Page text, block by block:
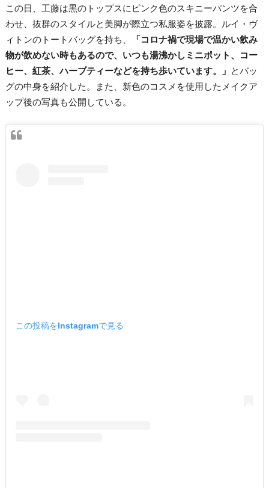
この日、工藤は黒のトップスにピンク色のスキニーパンツを合
わせ、抜群のスタイルと美脚が際立つ私服姿を披露。ルイ・ヴ
ィトンのトートバッグを持ち、
「コロナ禍で現場で温かい飲み
物が飲めない時もあるので、いつも湯沸かしミニポット、コー
ヒー、紅茶、ハーブティーなどを持ち歩いています。」 とバッ
グの中身を紹介した。また、新色のコスメを使用したメイクア
ップ後の写真も公開している。
この投稿をInstagramで見る